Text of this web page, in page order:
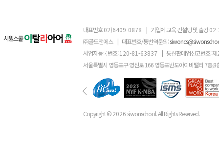
대표번호02)6409-0878 | 기업체 교육 컨설팅 및 출강
㈜골드앤에스 | 대표번호/통번역문의:
사업자등록번호:120-81-63837 | 통신판매업신고번호: 제
서울특별시 영등포구 영신로 166 영등포반도아이비밸리 7층,8
Copyright ©2026 siwonschool. All Rights Reserved.